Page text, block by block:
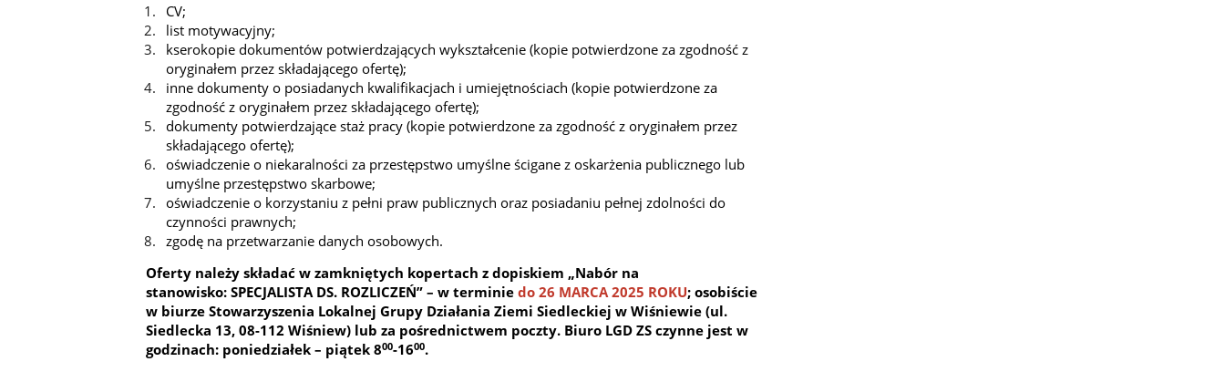
CV;
list motywacyjny;
kserokopie dokumentów potwierdzających wykształcenie (kopie potwierdzone za zgodność z
oryginałem przez składającego ofertę);
inne dokumenty o posiadanych kwalifikacjach i umiejętnościach (kopie potwierdzone za
zgodność z oryginałem przez składającego ofertę);
dokumenty potwierdzające staż pracy (kopie potwierdzone za zgodność z oryginałem przez
składającego ofertę);
oświadczenie o niekaralności za przestępstwo umyślne ścigane z oskarżenia publicznego lub
umyślne przestępstwo skarbowe;
oświadczenie o korzystaniu z pełni praw publicznych oraz posiadaniu pełnej zdolności do
czynności prawnych;
zgodę na przetwarzanie danych osobowych.
Oferty należy składać w zamkniętych kopertach z dopiskiem „Nabór na
stanowisko:SPECJALISTA DS. ROZLICZEŃ” – w terminie do 26 MARCA 2025 ROKU; osobiście
w biurze Stowarzyszenia Lokalnej Grupy Działania Ziemi Siedleckiej w Wiśniewie (ul.
Siedlecka 13, 08-112 Wiśniew) lub za pośrednictwem poczty. Biuro LGD ZS czynne jest w
godzinach: poniedziałek – piątek 800-1600.